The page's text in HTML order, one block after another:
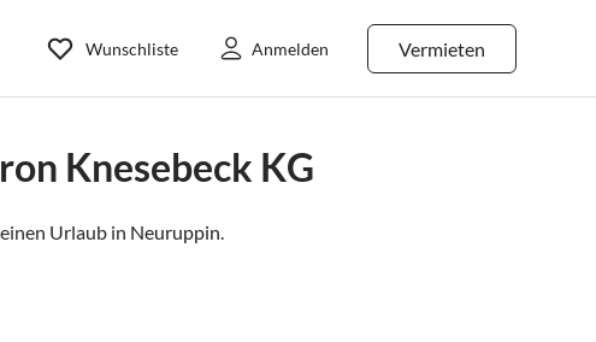
Vermieten
Wunschliste Anmelden
Knesebeck KG
Urlaub in Neuruppin.